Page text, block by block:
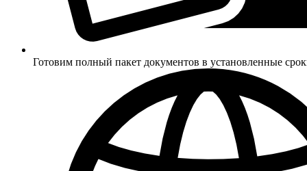
Готовим полный пакет документов в установленные